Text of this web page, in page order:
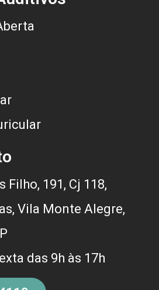
Filho, 191, Cj 118,
Vila Monte Alegre,
das 9h às 17h